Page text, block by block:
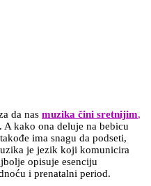
da nas muzika čini sretnijim,
kako ona deluje na bebicu
ima snagu da podseti,
je jezik koji komunicira
opisuje esenciju
i prenatalni period.